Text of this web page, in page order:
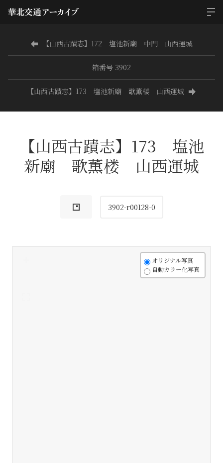
【山西古蹟志】172 塩池新廟 中門 山西運城
箱番号 3902
【山西古蹟志】173 塩池新廟 歌薫楼 山西運城
【山西古蹟志】173 塩池
新廟 歌薫楼 山西運城
3902-r00128-0
オリジナル写真
自動カラー化写真